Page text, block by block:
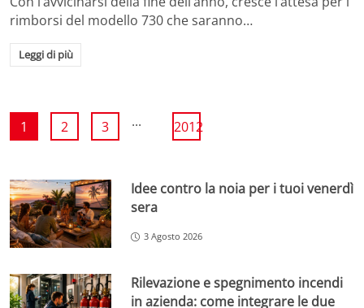
rimborsi del modello 730 che saranno…
Leggi di più
1 2 3 ... 2012
Idee contro la noia per i tuoi venerdì
sera
3 Agosto 2026
Rilevazione e spegnimento incendi
in azienda: come integrare le due